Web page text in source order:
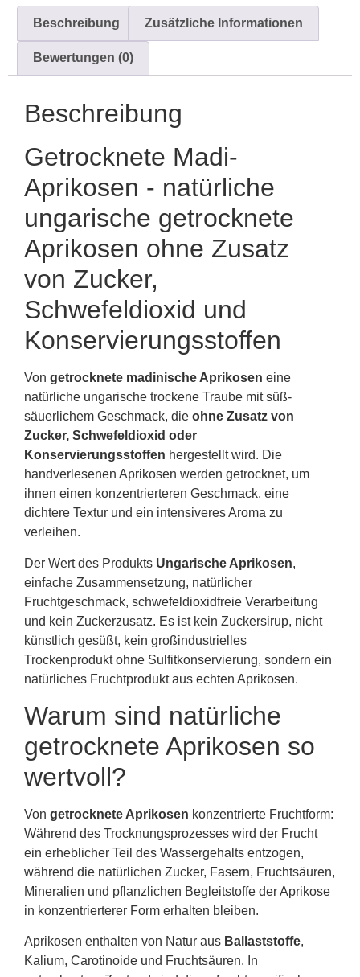
Beschreibung Zusätzliche Informationen
Bewertungen (0)
Beschreibung
Getrocknete Madi-
Aprikosen - natürliche
ungarische getrocknete
Aprikosen ohne Zusatz
von Zucker,
Schwefeldioxid und
Konservierungsstoffen
Von getrocknete madinische Aprikosen eine
natürliche ungarische trockene Traube mit süß-
säuerlichem Geschmack, die ohne Zusatz von
Zucker, Schwefeldioxid oder
Konservierungsstoffen hergestellt wird. Die
handverlesenen Aprikosen werden getrocknet, um
ihnen einen konzentrierteren Geschmack, eine
dichtere Textur und ein intensiveres Aroma zu
verleihen.
Der Wert des Produkts Ungarische Aprikosen,
einfache Zusammensetzung, natürlicher
Fruchtgeschmack, schwefeldioxidfreie Verarbeitung
und kein Zuckerzusatz. Es ist kein Zuckersirup, nicht
künstlich gesüßt, kein großindustrielles
Trockenprodukt ohne Sulfitkonservierung, sondern ein
natürliches Fruchtprodukt aus echten Aprikosen.
Warum sind natürliche
getrocknete Aprikosen so
wertvoll?
Von getrocknete Aprikosen konzentrierte Fruchtform:
Während des Trocknungsprozesses wird der Frucht
ein erheblicher Teil des Wassergehalts entzogen,
während die natürlichen Zucker, Fasern, Fruchtsäuren,
Mineralien und pflanzlichen Begleitstoffe der Aprikose
in konzentrierterer Form erhalten bleiben.
Aprikosen enthalten von Natur aus Ballaststoffe,
Kalium, Carotinoide und Fruchtsäuren. In